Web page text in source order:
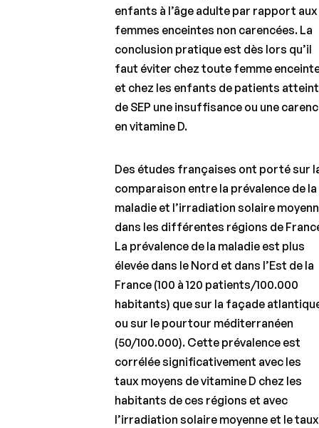
enfants à l’âge adulte par rapport aux
femmes enceintes non carencées. La
conclusion pratique est dès lors qu’il
faut éviter chez toute femme
et chez les enfants de patients
de SEP une insuffisance ou une
en vitamine D.
Des études françaises ont porté sur
comparaison entre la prévalence de la
maladie et l’irradiation solaire
dans les différentes régions de
La prévalence de la maladie est plus
élevée dans le Nord et dans l’Est de la
France (100 à 120 patients/100.000
habitants) que sur la façade
ou sur le pourtour méditerranéen
(50/100.000). Cette prévalence est
corrélée significativement avec les
taux moyens de vitamine D chez les
habitants de ces régions et avec
l’irradiation solaire moyenne et le taux